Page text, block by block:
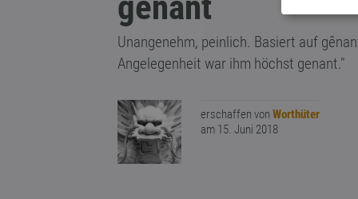
Unangenehm, peinlich. Basiert auf
Angelegenheit war ihm höchst genant."
erschaffen von Worthüter
am 15. Juni 2018